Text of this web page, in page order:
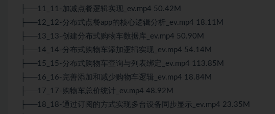
├──11_11-加减点餐逻辑实现_ev.mp4 50.42M
├──12_12-分布式点餐app的核心逻辑分析_ev.mp4 18.11M
├──13_13-创建分布式购物车数据库_ev.mp4 50.90M
├──14_14-分布式购物车添加逻辑实现_ev.mp4 54.14M
├──15_15-分布式购物车查询与列表绑定_ev.mp4 113.85M
├──16_16-完善添加和减少购物车逻辑_ev.mp4 18.84M
├──17_17-购物车总价统计_ev.mp4 48.92M
├──18_18-通过订阅的方式实现多台设备同步显示_ev.mp4 23.35M